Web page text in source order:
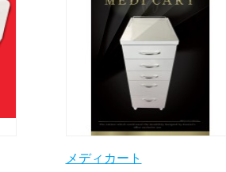
メディカート